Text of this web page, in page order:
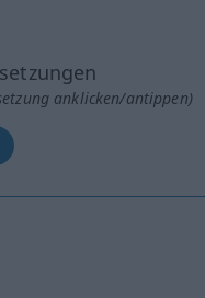
anklicken/antippen)